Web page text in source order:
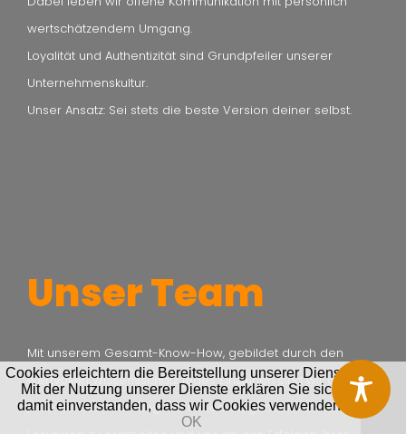
wertschätzendem Umgang.
Loyalität und Authentizität sind Grundpfeiler unserer
Unternehmenskultur.
Unser Ansatz: Sei stets die beste Version deiner selbst.
Unser Team
Mit unserem Gesamt-Know-How, gebildet durch den
wertvollen Wissensschatz jedes Einzelnen sind wir offen für
jede Herausforderung. Wir lieben es, gemeinsam neue
Cookies erleichtern die Bereitstellung unserer Dienste.
Mit der Nutzung unserer Dienste erklären Sie sich
damit einverstanden, dass wir Cookies verwenden.
OK